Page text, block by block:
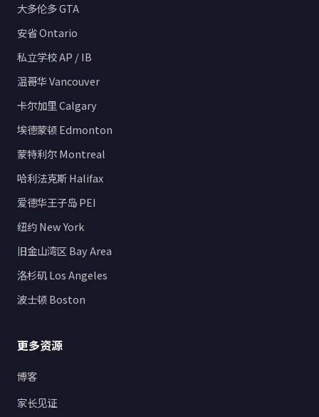
大多伦多 GTA
安省 Ontario
私立学校 AP / IB
温哥华 Vancouver
卡尔加里 Calgary
埃德蒙顿 Edmonton
蒙特利尔 Montreal
哈利法克斯 Halifax
爱德华王子岛 PEI
纽约 New York
旧金山湾区 Bay Area
洛杉矶 Los Angeles
波士顿 Boston
更多资源
博客
家长见证